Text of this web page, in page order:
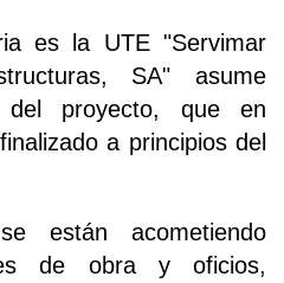
es la UTE "Servimar
SA" asume
proyecto, que en
a principios del
están acometiendo
de obra y oficios,